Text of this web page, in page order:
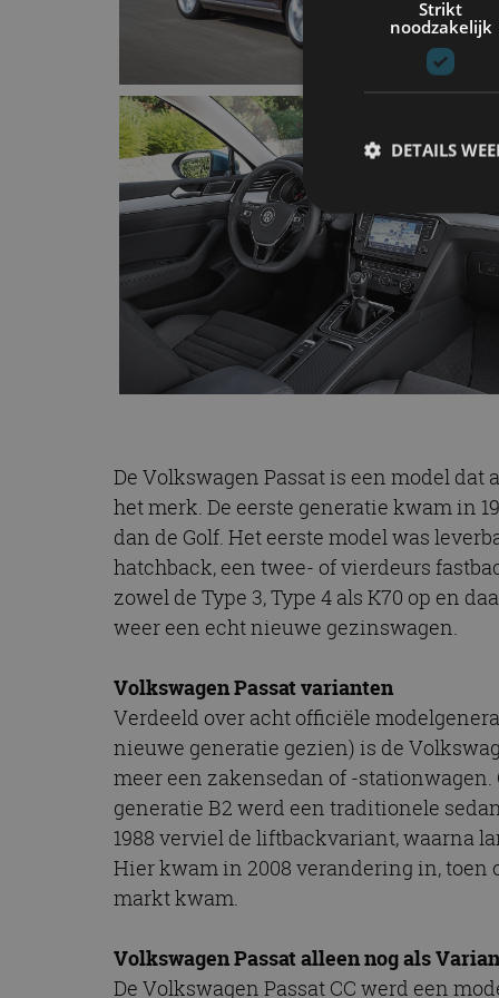
De Volkswagen Passat is een model
het merk. De eerste generatie kwam in
dan de Golf. Het eerste model was
hatchback, een twee- of vierdeurs
zowel de Type 3, Type 4 als K70 op en
weer een echt nieuwe gezinswagen.
Volkswagen Passat varianten
Verdeeld over acht officiële
nieuwe generatie gezien) is de
meer een zakensedan of -
generatie B2 werd een traditionele
1988 verviel de liftbackvariant, waarna
Hier kwam in 2008 verandering in, toen
markt kwam.
Volkswagen Passat alleen nog als
De Volkswagen Passat CC werd een
Strikt
noodzakelijk
DETAILS
Strikt noodzakelijke
accountbeheer. De
Naam
_ga_SC6JKZPPKY
_fbp
Inc.
.autorai.nl
_gcl_au
Google
Naam
omx_consent